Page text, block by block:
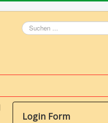
Suchen
...
Login Form